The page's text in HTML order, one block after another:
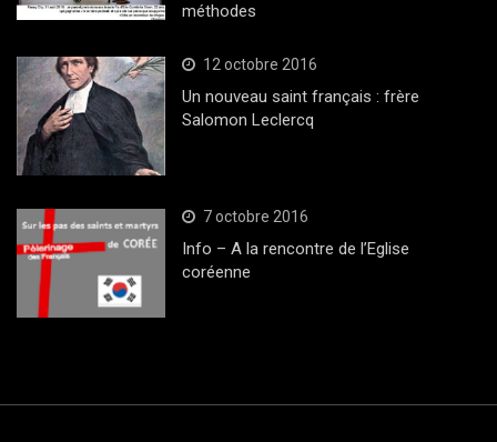
méthodes
12 octobre 2016
Un nouveau saint français : frère
Salomon Leclercq
7 octobre 2016
Info – A la rencontre de l’Eglise
coréenne